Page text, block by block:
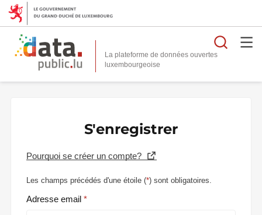
La plateforme de données ouvertes
S'enregistrer
Pourquoi se créer un compte?
Les champs précédés d'une étoile (*) sont obligatoires.
Adresse email